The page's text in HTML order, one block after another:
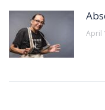
April